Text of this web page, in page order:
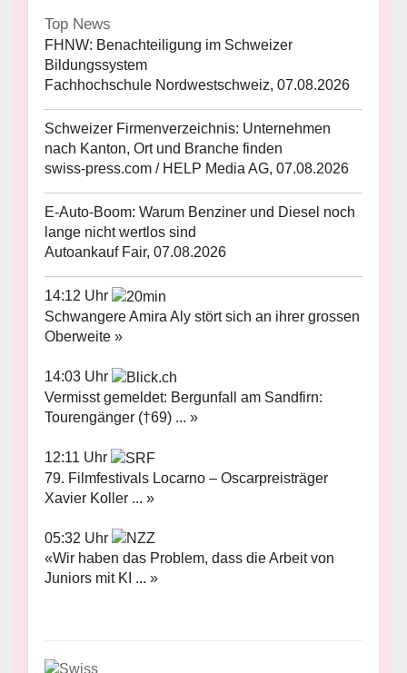
Top News
FHNW: Benachteiligung im Schweizer
Bildungssystem
Fachhochschule Nordwestschweiz, 07.08.2026
Schweizer Firmenverzeichnis: Unternehmen
nach Kanton, Ort und Branche finden
swiss-press.com / HELP Media AG, 07.08.2026
E-Auto-Boom: Warum Benziner und Diesel noch
lange nicht wertlos sind
Autoankauf Fair, 07.08.2026
14:12 Uhr
Schwangere Amira Aly stört sich an ihrer grossen
Oberweite »
14:03 Uhr
Vermisst gemeldet: Bergunfall am Sandfirn:
Tourengänger (†69) ... »
12:11 Uhr
79. Filmfestivals Locarno – Oscarpreisträger
Xavier Koller ... »
05:32 Uhr
«Wir haben das Problem, dass die Arbeit von
Juniors mit KI ... »